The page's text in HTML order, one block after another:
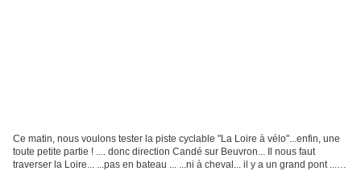
Ce matin, nous voulons tester la piste cyclable "La Loire à vélo"...enfin, une
toute petite partie ! .... donc direction Candé sur Beuvron... Il nous faut
traverser la Loire... ...pas en bateau ... ...ni à cheval... il y a un grand pont ... et